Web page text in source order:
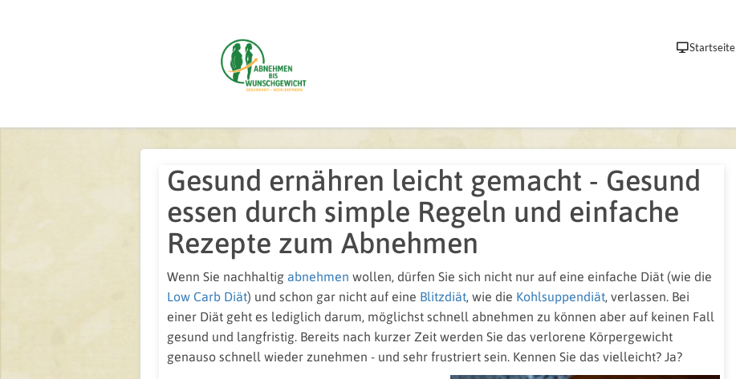
Startseite
Gesund ernähren leicht gemacht - Gesund
essen durch simple Regeln und einfache
Rezepte zum Abnehmen
Wenn Sie nachhaltig abnehmen wollen, dürfen Sie sich nicht nur auf eine einfache Diät (wie die
Low Carb Diät) und schon gar nicht auf eine Blitzdiät, wie die Kohlsuppendiät, verlassen. Bei
einer Diät geht es lediglich darum, möglichst schnell abnehmen zu können aber auf keinen Fall
gesund und langfristig. Bereits nach kurzer Zeit werden Sie das verlorene Körpergewicht
genauso schnell wieder zunehmen - und sehr frustriert sein. Kennen Sie das vielleicht? Ja?